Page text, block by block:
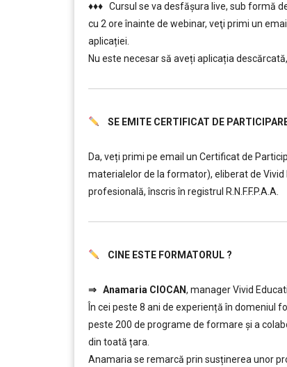
♦♦♦ Cursul se va desfășura live, sub formă
cu 2 ore înainte de webinar, veţi primi un
aplicației.
Nu este necesar să aveți aplicația
SE EMITE CERTIFICAT DE
Da, veți primi pe email un Certificat de
materialelor de la formator), eliberat de
profesională, înscris în registrul R.N.F.F.P.A.A.
CINE ESTE FORMATORUL ?
⇒ Anamaria CIOCAN, manager Vivid
În cei peste 8 ani de experiență în domeniul
peste 200 de programe de formare și a
din toată țara.
Anamaria se remarcă prin susținerea unor